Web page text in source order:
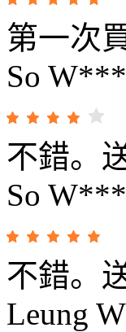
第一次
So
不錯。
So
不錯。
Leung